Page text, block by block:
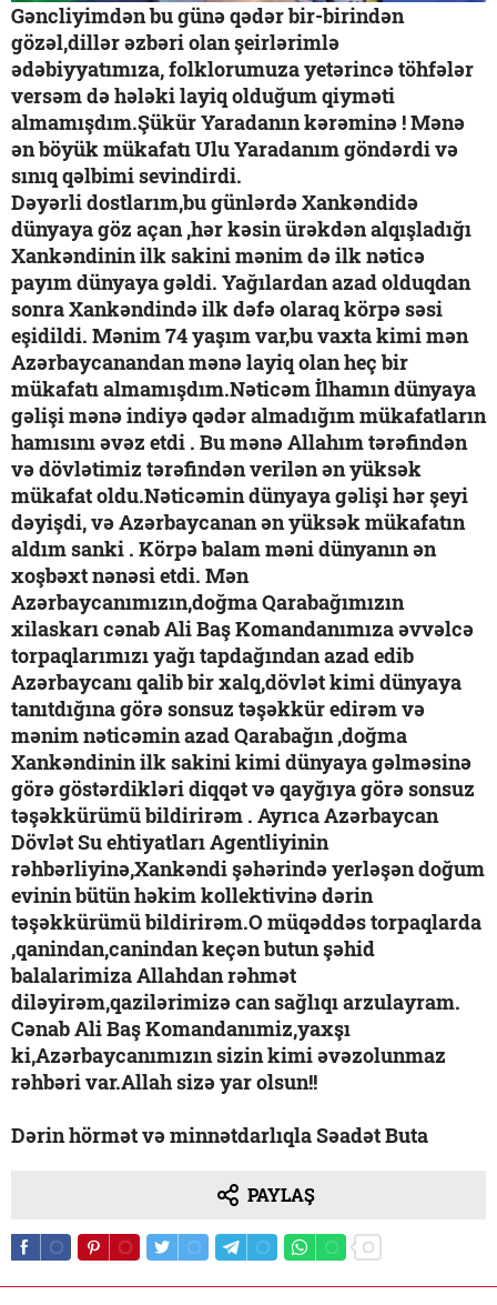
Gəncliyimdən bu günə qədər bir-birindən
gözəl,dillər əzbəri olan şeirlərimlə
ədəbiyyatımıza, folklorumuza yetərincə töhfələr
versəm də hələki layiq olduğum qiyməti
almamışdım.Şükür Yaradanın kərəminə ! Mənə
ən böyük mükafatı Ulu Yaradanım göndərdi və
sınıq qəlbimi sevindirdi.
Dəyərli dostlarım,bu günlərdə Xankəndidə
dünyaya göz açan ,hər kəsin ürəkdən alqışladığı
Xankəndinin ilk sakini mənim də ilk nəticə
payım dünyaya gəldi. Yağılardan azad olduqdan
sonra Xankəndində ilk dəfə olaraq körpə səsi
eşidildi. Mənim 74 yaşım var,bu vaxta kimi mən
Azərbaycanandan mənə layiq olan heç bir
mükafatı almamışdım.Nəticəm İlhamın dünyaya
gəlişi mənə indiyə qədər almadığım mükafatların
hamısını əvəz etdi . Bu mənə Allahım tərəfindən
və dövlətimiz tərəfindən verilən ən yüksək
mükafat oldu.Nəticəmin dünyaya gəlişi hər şeyi
dəyişdi, və Azərbaycanan ən yüksək mükafatın
aldım sanki . Körpə balam məni dünyanın ən
xoşbəxt nənəsi etdi. Mən
Azərbaycanımızın,doğma Qarabağımızın
xilaskarı cənab Ali Baş Komandanımıza əvvəlcə
torpaqlarımızı yağı tapdağından azad edib
Azərbaycanı qalib bir xalq,dövlət kimi dünyaya
tanıtdığına görə sonsuz təşəkkür edirəm və
mənim nəticəmin azad Qarabağın ,doğma
Xankəndinin ilk sakini kimi dünyaya gəlməsinə
görə göstərdikləri diqqət və qayğıya görə sonsuz
təşəkkürümü bildirirəm . Ayrıca Azərbaycan
Dövlət Su ehtiyatları Agentliyinin
rəhbərliyinə,Xankəndi şəhərində yerləşən doğum
evinin bütün həkim kollektivinə dərin
təşəkkürümü bildirirəm.O müqəddəs torpaqlarda
,qanindan,canindan keçən butun şəhid
balalarimiza Allahdan rəhmət
diləyirəm,qazilərimizə can sağlıqı arzulayram.
Cənab Ali Baş Komandanımiz,yaxşı
ki,Azərbaycanımızın sizin kimi əvəzolunmaz
rəhbəri var.Allah sizə yar olsun!!
Dərin hörmət və minnətdarlıqla Səadət Buta
PAYLAŞ